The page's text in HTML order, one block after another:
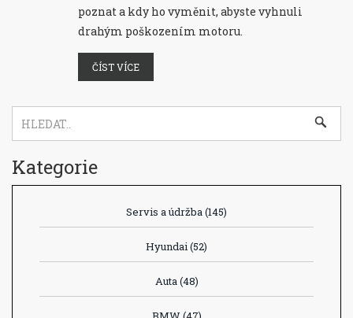
poznat a kdy ho vyměnit, abyste vyhnuli
drahým poškozením motoru.
ČÍST VÍCE
Kategorie
Servis a údržba (145)
Hyundai (52)
Auta (48)